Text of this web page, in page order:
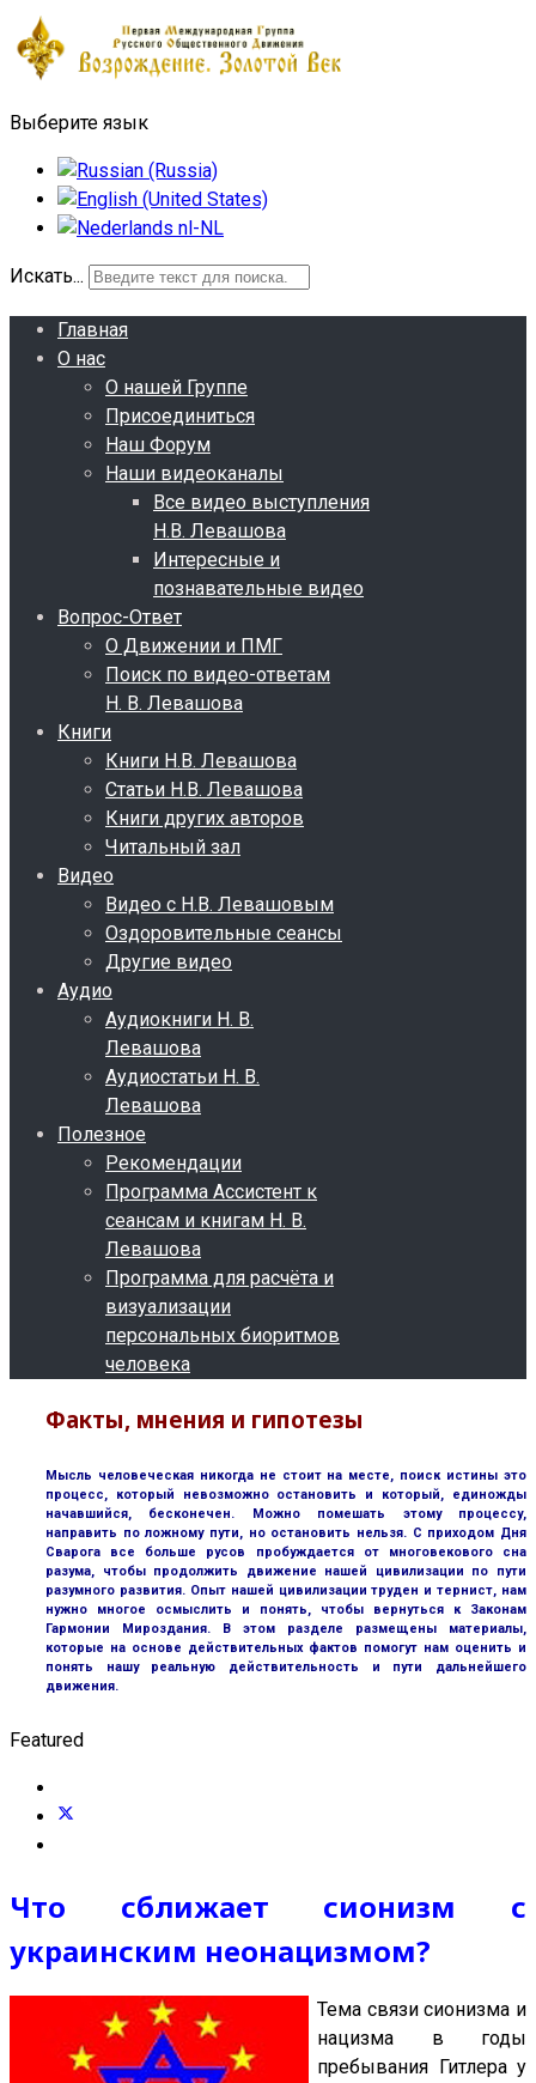
Выберите язык
Искать...
Главная
О нас
О нашей Группе
Присоединиться
Наш Форум
Наши видеоканалы
Все видео выступления
Н.В. Левашова
Интересные и
познавательные видео
Вопрос-Ответ
О Движении и ПМГ
Поиск по видео-ответам
Н. В. Левашова
Книги
Книги Н.В. Левашова
Статьи Н.В. Левашова
Книги других авторов
Читальный зал
Видео
Видео с Н.В. Левашовым
Оздоровительные сеансы
Другие видео
Аудио
Аудиокниги Н. В.
Левашова
Аудиостатьи Н. В.
Левашова
Полезное
Рекомендации
Программа Ассистент к
сеансам и книгам Н. В.
Левашова
Программа для расчёта и
визуализации
персональных биоритмов
человека
Факты, мнения и гипотезы
Мысль человеческая никогда не стоит на месте, поиск истины это
процесс, который невозможно остановить и который, единожды
начавшийся, бесконечен. Можно помешать этому процессу,
направить по ложному пути, но остановить нельзя. С приходом Дня
Сварога все больше русов пробуждается от многовекового сна
разума, чтобы продолжить движение нашей цивилизации по пути
разумного развития. Опыт нашей цивилизации труден и тернист, нам
нужно многое осмыслить и понять, чтобы вернуться к Законам
Гармонии Мироздания. В этом разделе размещены материалы,
которые на основе действительных фактов помогут нам оценить и
понять нашу реальную действительность и пути дальнейшего
движения.
Featured
Что сближает сионизм с
украинским неонацизмом?
Тема связи сионизма и
нацизма в годы
пребывания Гитлера у